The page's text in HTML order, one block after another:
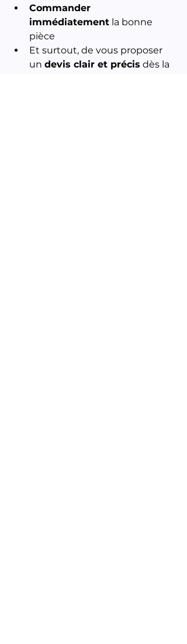
Commander
immédiatement la bonne
pièce
Et surtout, de vous proposer
un devis clair et précis dès la